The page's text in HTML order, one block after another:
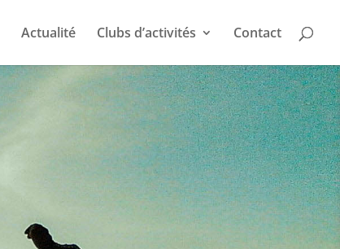
Actualité Clubs d’activités Contact